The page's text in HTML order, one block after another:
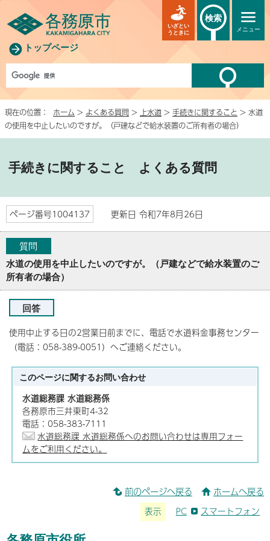
トップページ
メニュー
いざとい
うときに
検索
現在の位置： ホーム > よくある質問 > 上水道 > 手続きに関すること > 水道
の使用を中止したいのですが。（戸建などで給水装置のご所有者の場合）
手続きに関すること よくある質問
ページ番号1004137 更新日 令和7年8月26日
質問
水道の使用を中止したいのですが。（戸建などで給水装置のご
所有者の場合）
回答
使用中止する日の2営業日前までに、電話で水道料金事務センター
（電話：058-389-0051）へご連絡ください。
このページに関するお問い合わせ
水道総務課 水道総務係
各務原市三井東町4-32
電話：058-383-7111
水道総務課 水道総務係へのお問い合わせは専用フォー
ムをご利用ください。
前のページへ戻る ホームへ戻る
表示 PC スマートフォン